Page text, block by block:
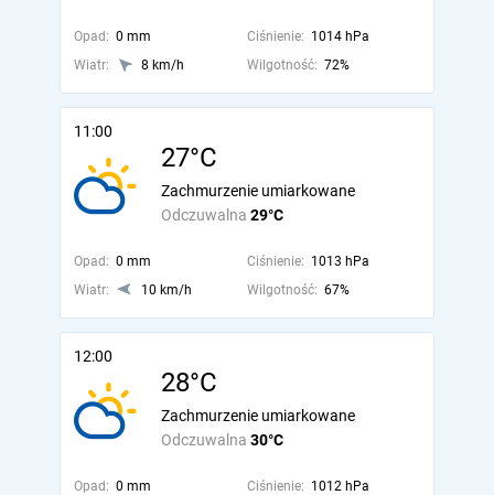
Opad: 0 mm Ciśnienie: 1014 hPa
Wiatr:
8 km/h Wilgotność: 72%
11:00
27°C
Odczuwalna 29°C
Zachmurzenie umiarkowane
Opad: 0 mm Ciśnienie: 1013 hPa
Wiatr:
10 km/h Wilgotność: 67%
12:00
28°C
Odczuwalna 30°C
Zachmurzenie umiarkowane
Opad: 0 mm Ciśnienie: 1012 hPa